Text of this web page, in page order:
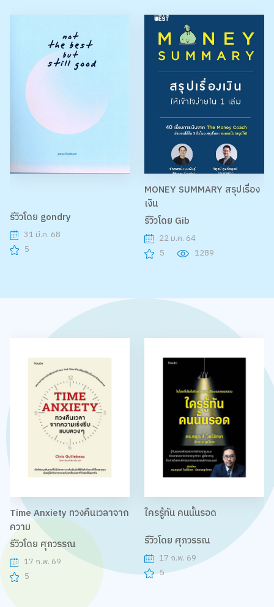
รีวิวโดย gondry
31 มี.ค. 68
5
MONEY SUMMARY สรุปเรื่อง
เงิน
รีวิวโดย Gib
22 ม.ค. 64
5
1289
Time Anxiety ทวงคืนเวลาจาก
ความ
รีวิวโดย ศุภวรรณ
17 ก.พ. 69
5
ใครรู้ทัน คนนั้นรอด
รีวิวโดย ศุภวรรณ
17 ก.พ. 69
5